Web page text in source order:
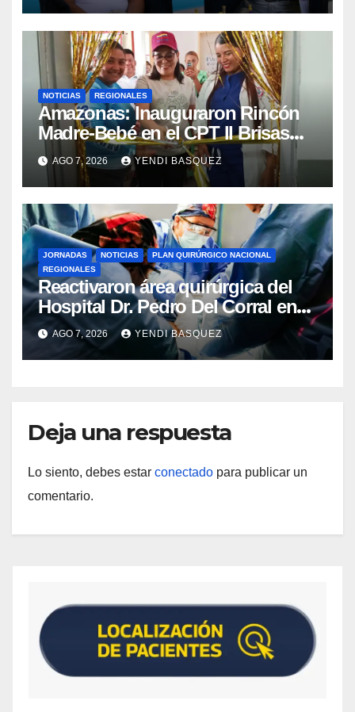
NOTICIAS REGIONALES
​Amazonas: Inauguraron Rincón
Madre-Bebé en el CPT II Brisas
del Aeropuerto ​Inauguraron
Rincón
AGO 7, 2026 YENDI BASQUEZ
JORNADAS NOTICIAS
PLAN QUIRÚRGICO NACIONAL
REGIONALES
Reactivaron área quirúrgica del
Hospital Dr. Pedro Del Corral en
Guárico
AGO 7, 2026 YENDI BASQUEZ
Deja una respuesta
Lo siento, debes estar conectado para publicar un
comentario.